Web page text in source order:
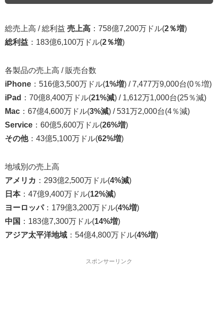
総売上高 / 総利益 売上高 ：758億7,200万ドル(2％増)
総利益 ：183億6,100万ドル(2％増)
各製品の売上高 / 販売台数
iPhone ：516億3,500万ドル(1%増) / 7,477万9,000台(0％増)
iPad ：70億8,400万ドル(21%減) / 1,612万1,000台(25％減)
Mac ：67億4,600万ドル(3%減) / 531万2,000台(4％減)
Service ：60億5,600万ドル(26%増)
その他：43億5,100万ドル(62%増)
地域別の売上高
アメリカ ：293億2,500万ドル(4%減)
日本：47億9,400万ドル(12%減)
ヨーロッパ：179億3,200万ドル(4%増)
中国 ：183億7,300万ドル(14%増)
アジア太平洋地域 ：54億4,800万ドル(4%増)
スポンサーリンク